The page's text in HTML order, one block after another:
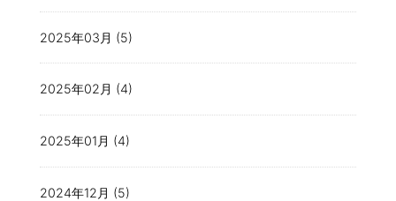
2025年03月 (5)
2025年02月 (4)
2025年01月 (4)
2024年12月 (5)